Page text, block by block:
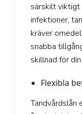
särskilt viktigt
infektioner,
kräver
snabba
skillnad för
Flexibla
Tandvårdslån